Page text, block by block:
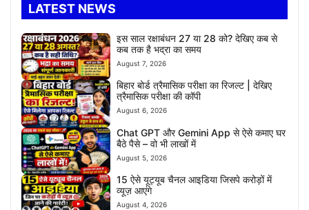
LATEST NEWS
इस साल रक्षाबंधन 27 या 28 को? देखिए कब से
कब तक है भद्रा का समय
August 7, 2026
बिहार बोर्ड त्रैमासिक परीक्षा का रिजल्ट | देखिए
त्रैमासिक परीक्षा की कॉपी
August 6, 2026
Chat GPT और Gemini App से ऐसे कमाए घर
बैठे पैसे – वो भी लाखों में
August 5, 2026
15 ऐसे यूट्यूब चैनल आइडिया जिसपे करोड़ों में
व्यूज़ आएंगे
August 4, 2026